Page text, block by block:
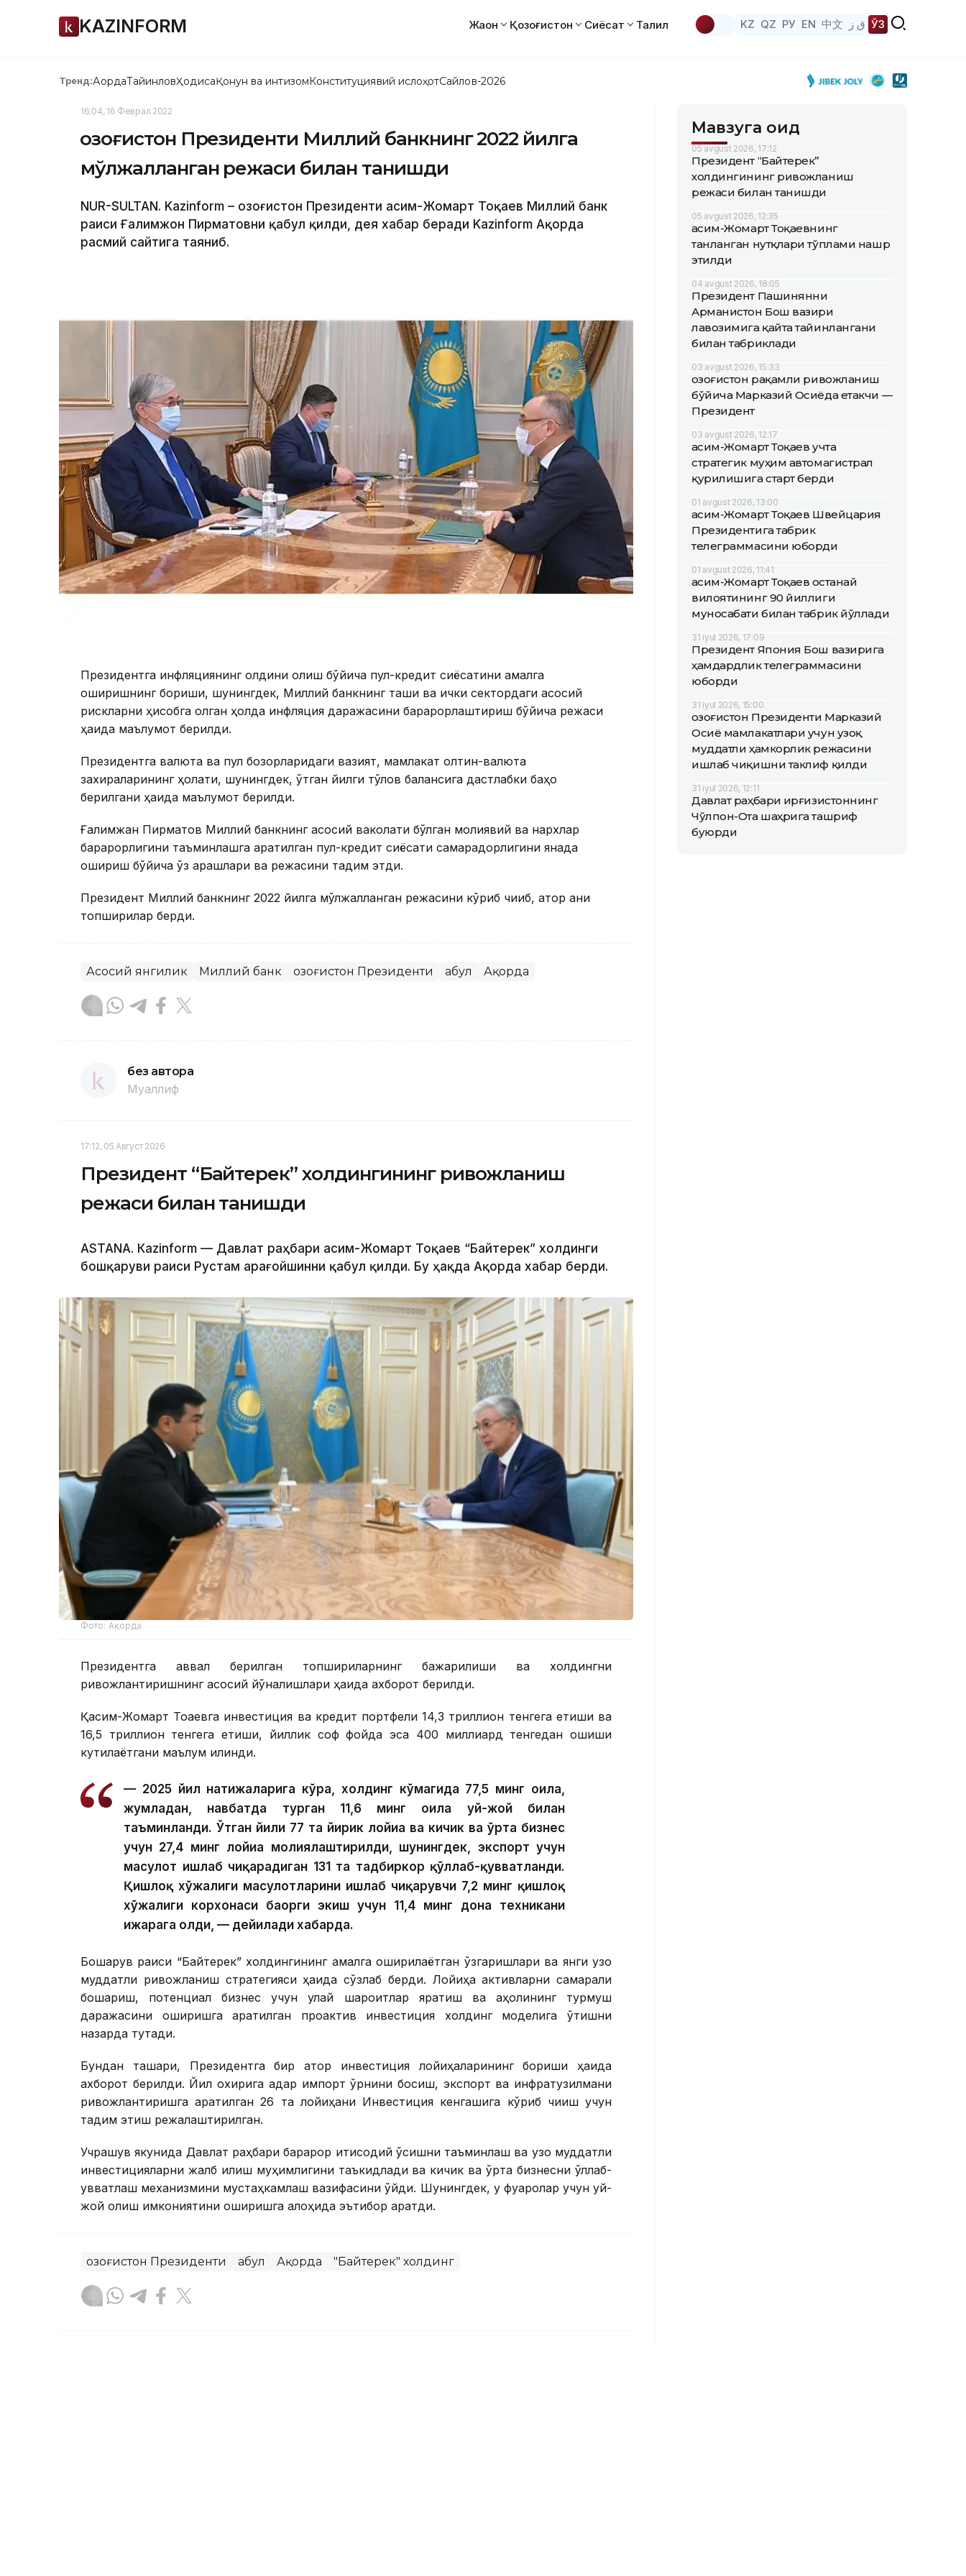
KAZINFORM Жаҳон Қозоғистон Сиёсат Таҳлил KZ QZ РУ EN 中文 ق ز ЎЗ
Тренд:АқордаТайинловҲодисаҚонун ва интизомКонституциявий ислоҳотСайлов-2026
16:04, 16 Феврал 2022
Қозоғистон Президенти Миллий банкнинг 2022 йилга
мўлжалланган режаси билан танишди
NUR-SULTAN. Kazinform – Қозоғистон Президенти Қасим-Жомарт Тоқаев Миллий банк
раиси Ғалимжон Пирматовни қабул қилди, дея хабар беради Kazinform Ақорда
расмий сайтига таяниб.
Президентга инфляциянинг олдини олиш бўйича пул-кредит сиёсатини амалга
оширишнинг бориши, шунингдек, Миллий банкнинг ташқи ва ички сектордаги асосий
рискларни ҳисобга олган ҳолда инфляция даражасини барқарорлаштириш бўйича режаси
ҳақида маълумот берилди.
Президентга валюта ва пул бозорларидаги вазият, мамлакат олтин-валюта
захираларининг ҳолати, шунингдек, ўтган йилги тўлов балансига дастлабки баҳо
берилгани ҳақида маълумот берилди.
Ғалимжан Пирматов Миллий банкнинг асосий ваколати бўлган молиявий ва нархлар
барқарорлигини таъминлашга қаратилган пул-кредит сиёсати самарадорлигини янада
ошириш бўйича ўз қарашлари ва режасини тақдим этди.
Президент Миллий банкнинг 2022 йилга мўлжалланган режасини кўриб чиқиб, қатор аниқ
топшириқлар берди.
Асосий янгилик Миллий банк Қозоғистон Президенти Қабул Ақорда
без автора
Муаллиф
17:12, 05 Август 2026
Президент “Байтерек” холдингининг ривожланиш
режаси билан танишди
ASTANА. Каzinform — Давлат раҳбари Қасим-Жомарт Тоқаев “Байтерек” холдинги
бошқаруви раиси Рустам Қарағойшинни қабул қилди. Бу ҳақда Ақорда хабар берди.
Фото: Ақорда
Президентга аввал берилган топшириқларнинг бажарилиши ва холдингни
ривожлантиришнинг асосий йўналишлари ҳақида ахборот берилди.
Қасим-Жомарт Тоқаевга инвестиция ва кредит портфели 14,3 триллион тенгега етиши ва
16,5 триллион тенгега етиши, йиллик соф фойда эса 400 миллиард тенгедан ошиши
кутилаётгани маълум қилинди.
— 2025 йил натижаларига кўра, холдинг кўмагида 77,5 минг оила,
жумладан, навбатда турган 11,6 минг оила уй-жой билан
таъминланди. Ўтган йили 77 та йирик лойиҳа ва кичик ва ўрта бизнес
учун 27,4 минг лойиҳа молиялаштирилди, шунингдек, экспорт учун
маҳсулот ишлаб чиқарадиган 131 та тадбиркор қўллаб-қувватланди.
Қишлоқ хўжалиги маҳсулотларини ишлаб чиқарувчи 7,2 минг қишлоқ
хўжалиги корхонаси баҳорги экиш учун 11,4 минг дона техникани
ижарага олди, — дейилади хабарда.
Бошқарув раиси “Байтерек” холдингининг амалга оширилаётган ўзгаришлари ва янги узоқ
муддатли ривожланиш стратегияси ҳақида сўзлаб берди. Лойиҳа активларни самарали
бошқариш, потенциал бизнес учун қулай шароитлар яратиш ва аҳолининг турмуш
даражасини оширишга қаратилган проактив инвестиция холдинг моделига ўтишни
назарда тутади.
Бундан ташқари, Президентга бир қатор инвестиция лойиҳаларининг бориши ҳақида
ахборот берилди. Йил охирига қадар импорт ўрнини босиш, экспорт ва инфратузилмани
ривожлантиришга қаратилган 26 та лойиҳани Инвестиция кенгашига кўриб чиқиш учун
тақдим этиш режалаштирилган.
Учрашув якунида Давлат раҳбари барқарор иқтисодий ўсишни таъминлаш ва узоқ муддатли
инвестицияларни жалб қилиш муҳимлигини таъкидлади ва кичик ва ўрта бизнесни қўллаб-
қувватлаш механизмини мустаҳкамлаш вазифасини қўйди. Шунингдек, у фуқаролар учун уй-
жой олиш имкониятини оширишга алоҳида эътибор қаратди.
Қозоғистон Президенти Қабул Ақорда "Байтерек" холдинг
Мавзуга оид
05 avgust 2026, 17:12
Президент “Байтерек”
холдингининг ривожланиш
режаси билан танишди
05 avgust 2026, 12:35
Қасим-Жомарт Тоқаевнинг
танланган нутқлари тўплами нашр
этилди
04 avgust 2026, 18:05
Президент Пашинянни
Арманистон Бош вазири
лавозимига қайта тайинлангани
билан табриклади
03 avgust 2026, 15:33
Қозоғистон рақамли ривожланиш
бўйича Марказий Осиёда етакчи —
Президент
03 avgust 2026, 12:17
Қасим-Жомарт Тоқаев учта
стратегик муҳим автомагистрал
қурилишига старт берди
01 avgust 2026, 13:00
Қасим-Жомарт Тоқаев Швейцария
Президентига табрик
телеграммасини юборди
01 avgust 2026, 11:41
Қасим-Жомарт Тоқаев Қостанай
вилоятининг 90 йиллиги
муносабати билан табрик йўллади
31 iyul 2026, 17:09
Президент Япония Бош вазирига
ҳамдардлик телеграммасини
юборди
31 iyul 2026, 15:00
Қозоғистон Президенти Марказий
Осиё мамлакатлари учун узоқ
муддатли ҳамкорлик режасини
ишлаб чиқишни таклиф қилди
31 iyul 2026, 12:11
Давлат раҳбари Қирғизистоннинг
Чўлпон-Ота шаҳрига ташриф
буюрди